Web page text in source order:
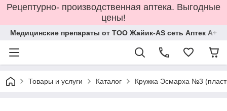
Рецептурно- производственная аптека. Выгодные
цены!
Медицинские препараты от ТОО Жайик-AS сеть Аптек А+
Товары и услуги Каталог Кружка Эсмарха №3